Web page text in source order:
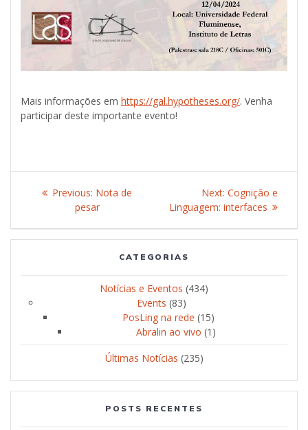
Mais informações em https://gal.hypotheses.org/. Venha
participar deste importante evento!
Post
navigation
Previous: Previous
post:
Nota de
pesar
Next: Next
post:
Cognição e
Linguagem: interfaces
CATEGORIAS
Notícias e Eventos (434)
Events (83)
PosLing na rede (15)
Abralin ao vivo (1)
Últimas Notícias (235)
POSTS RECENTES